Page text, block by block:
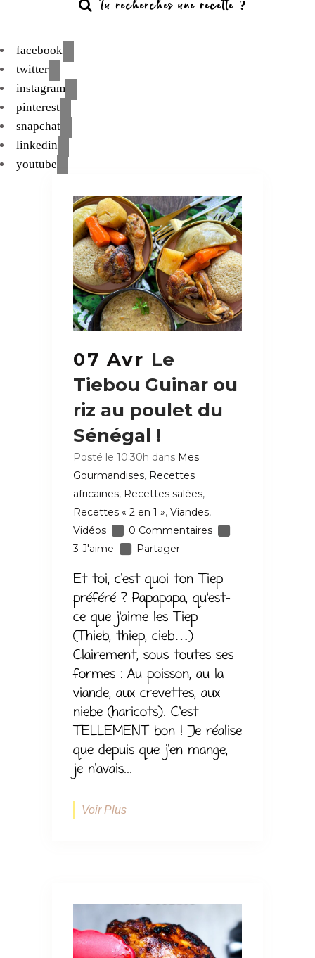
facebook
twitter
instagram
pinterest
snapchat
linkedin
youtube
07 Avr Le
Tiebou Guinar ou
riz au poulet du
Sénégal !
Posté le 10:30h dans Mes
Gourmandises, Recettes
africaines, Recettes salées,
Recettes « 2 en 1 », Viandes,
Vidéos
0 Commentaires
3 J'aime Partager
Et toi, c’est quoi ton Tiep
préféré ? Papapapa, qu’est-
ce que j’aime les Tiep
(Thieb, thiep, cieb…)
Clairement, sous toutes ses
formes : Au poisson, au la
viande, aux crevettes, aux
niebe (haricots). C’est
TELLEMENT bon ! Je réalise
que depuis que j’en mange,
je n’avais...
Voir Plus